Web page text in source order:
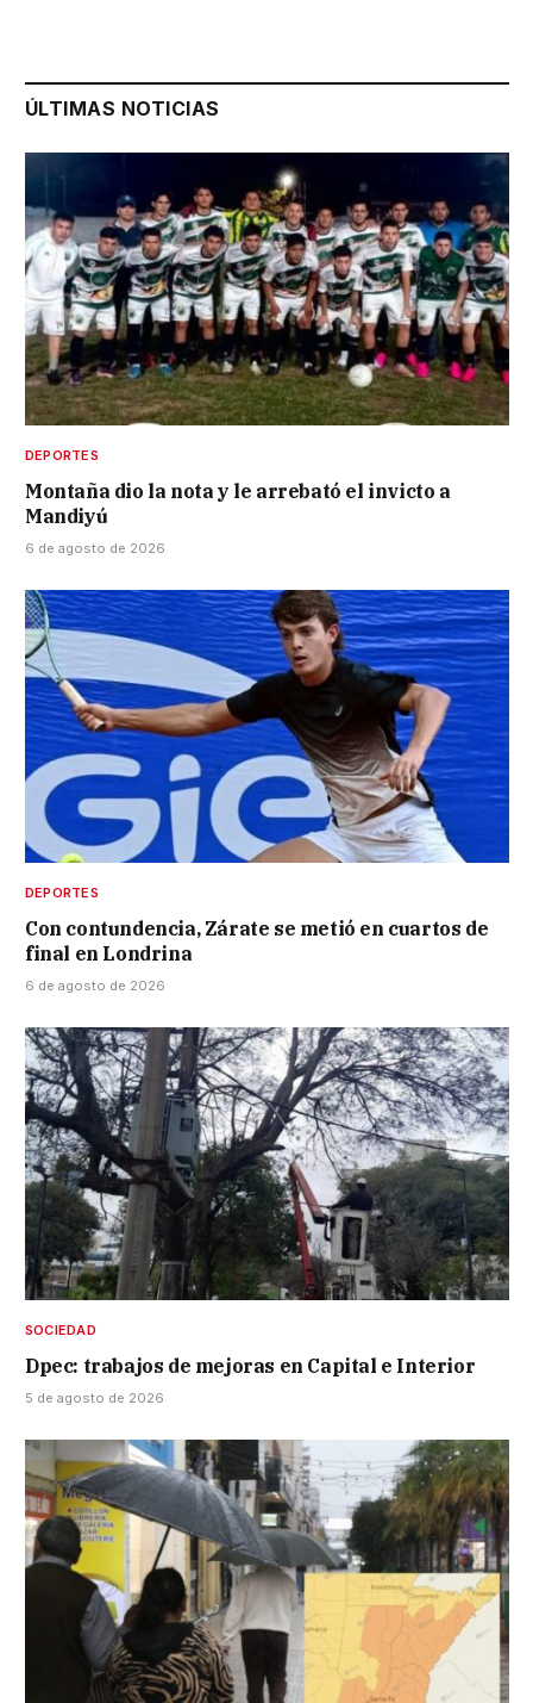
ÚLTIMAS NOTICIAS
DEPORTES
Montaña dio la nota y le arrebató el invicto a
Mandiyú
6 de agosto de 2026
DEPORTES
Con contundencia, Zárate se metió en cuartos de
final en Londrina
6 de agosto de 2026
SOCIEDAD
Dpec: trabajos de mejoras en Capital e Interior
5 de agosto de 2026